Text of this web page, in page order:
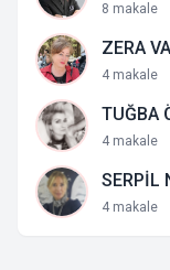
8 makale
ZERA
4 makale
TUĞBA
4 makale
SERPİL
4 makale